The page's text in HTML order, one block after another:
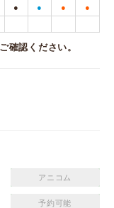
● ● ● ●
確認ください。
アニコム
予約可能